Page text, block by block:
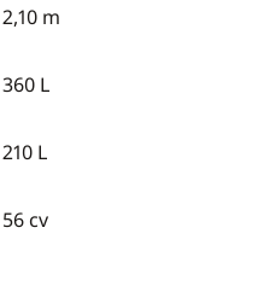
2,10 m
360 L
210 L
56 cv